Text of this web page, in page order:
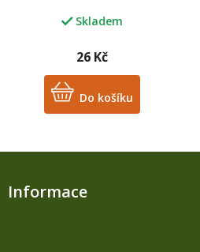
Skladem
26 Kč
Do košíku
Z
Informace